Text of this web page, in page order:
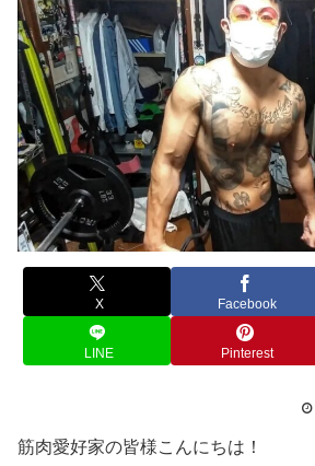
X Facebook
LINE Pinterest
筋肉愛好家の皆様こんにちは！